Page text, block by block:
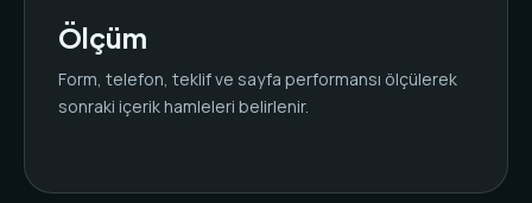
Ölçüm
Form, telefon, teklif ve sayfa performansı ölçülerek
sonraki içerik hamleleri belirlenir.